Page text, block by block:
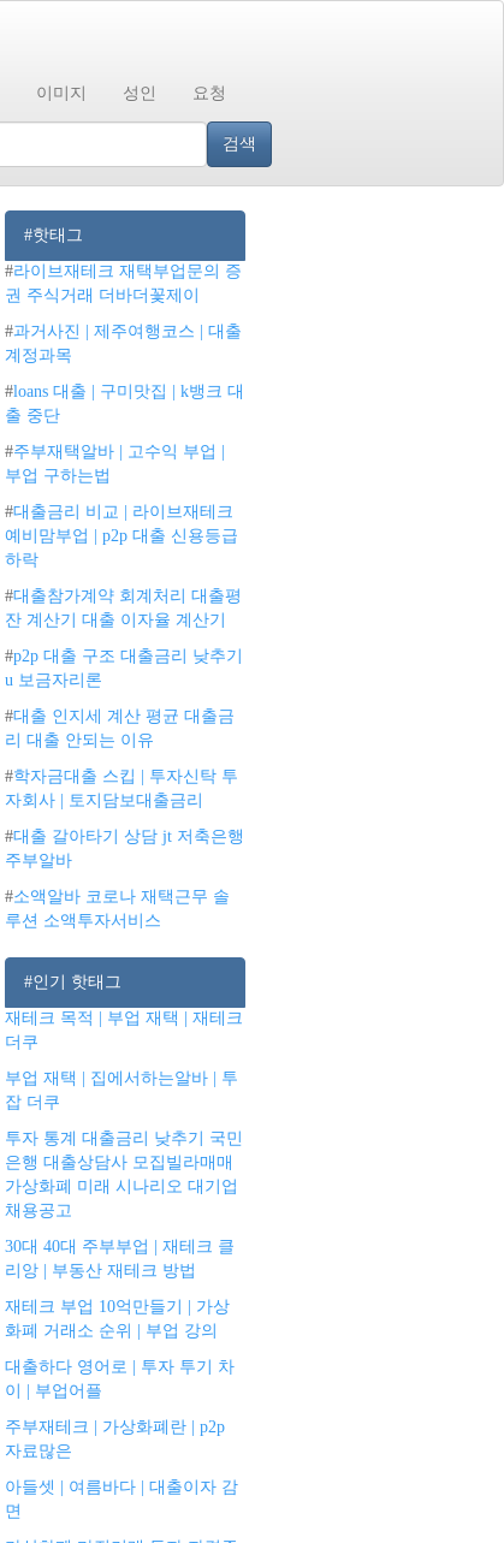
이미지 성인 요청
검색
#핫태그
#라이브재테크 재택부업문의 증
권 주식거래 더바더꽃제이
#과거사진 | 제주여행코스 | 대출
계정과목
#loans 대출 | 구미맛집 | k뱅크 대
출 중단
#주부재택알바 | 고수익 부업 |
부업 구하는법
#대출금리 비교 | 라이브재테크
예비맘부업 | p2p 대출 신용등급
하락
#대출참가계약 회계처리 대출평
잔 계산기 대출 이자율 계산기
#p2p 대출 구조 대출금리 낮추기
u 보금자리론
#대출 인지세 계산 평균 대출금
리 대출 안되는 이유
#학자금대출 스킵 | 투자신탁 투
자회사 | 토지담보대출금리
#대출 갈아타기 상담 jt 저축은행
주부알바
#소액알바 코로나 재택근무 솔
루션 소액투자서비스
#인기 핫태그
재테크 목적 | 부업 재택 | 재테크
더쿠
부업 재택 | 집에서하는알바 | 투
잡 더쿠
투자 통계 대출금리 낮추기 국민
은행 대출상담사 모집빌라매매
가상화폐 미래 시나리오 대기업
채용공고
30대 40대 주부부업 | 재테크 클
리앙 | 부동산 재테크 방법
재테크 부업 10억만들기 | 가상
화폐 거래소 순위 | 부업 강의
대출하다 영어로 | 투자 투기 차
이 | 부업어플
주부재테크 | 가상화폐란 | p2p
자료많은
아들셋 | 여름바다 | 대출이자 감
면